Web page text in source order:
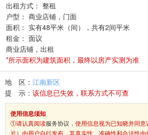
出租方式： 整租
户型： 商业店铺，门面
面积： 实有48平米（间），共有2间平米
租金： 面议
商业店铺，出租
*所示面积为建筑面积，最终以房产实测为准
地 区： 江南新区
提 示： 该信息已失效，联系方式不可查
使用信息须知
①请认真阅读服务协议 ，使用信息视为已知晓并同
片）由用户自行发布，其真实性、准确性和合法性